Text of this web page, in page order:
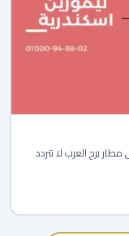
برج العرب لا تتردد